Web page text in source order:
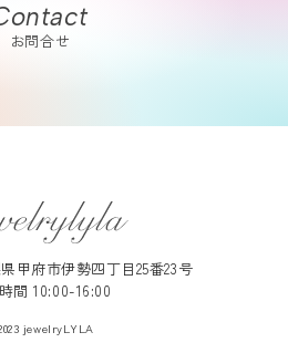
お問合せ
甲府市伊勢四丁目25番23号
間 10:00-16:00
jewelryLYLA